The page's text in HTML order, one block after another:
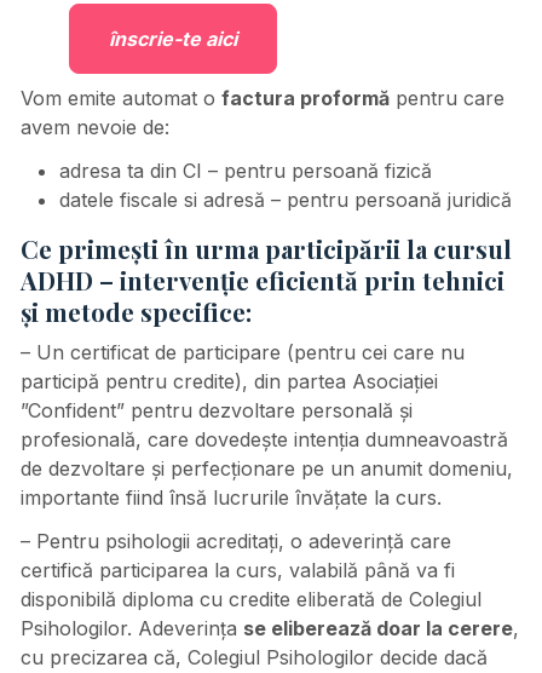
înscrie-te aici
Vom emite automat o factura proformă pentru care
avem nevoie de:
adresa ta din CI – pentru persoană fizică
datele fiscale si adresă – pentru persoană juridică
Ce primești în urma participării la cursul
ADHD – intervenție eficientă prin tehnici
și metode specifice:
– Un certificat de participare (pentru cei care nu
participă pentru credite), din partea Asociației
”Confident” pentru dezvoltare personală și
profesională, care dovedeşte intenţia dumneavoastră
de dezvoltare şi perfecţionare pe un anumit domeniu,
importante fiind însă lucrurile învăţate la curs.
– Pentru psihologii acreditați, o adeverință care
certifică participarea la curs, valabilă până va fi
disponibilă diploma cu credite eliberată de Colegiul
Psihologilor. Adeverința se eliberează doar la cerere,
cu precizarea că, Colegiul Psihologilor decide dacă